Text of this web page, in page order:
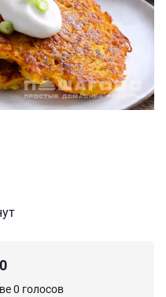
0
0 голосов